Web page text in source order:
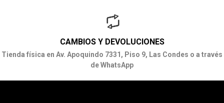
CAMBIOS Y DEVOLUCIONES
Tienda física en Av. Apoquindo 7331, Piso 9, Las Condes o a través
de WhatsApp